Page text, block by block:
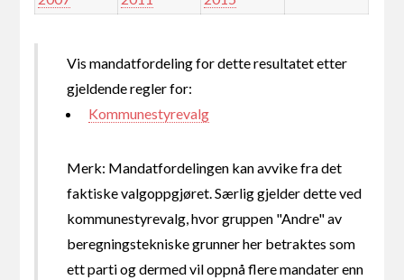
Vis mandatfordeling for dette resultatet etter
gjeldende regler for:
Kommunestyrevalg
Merk: Mandatfordelingen kan avvike fra det
faktiske valgoppgjøret. Særlig gjelder dette ved
kommunestyrevalg, hvor gruppen "Andre" av
beregningstekniske grunner her betraktes som
ett parti og dermed vil oppnå flere mandater enn